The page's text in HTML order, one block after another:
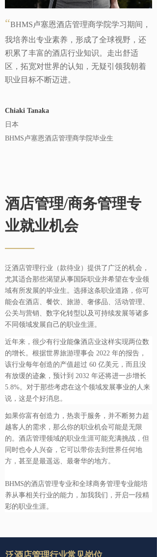
“BHMS卢塞恩酒店管理商学院学习期间，
我培养出专业素养，形成了全球视野，还
积累了丰富的酒店行业知识。走出舒适
区，拓宽对世界的认知，无疑引领我朝着
职业目标不断迈进。
Chiaki Tanaka
日本
BHMS卢塞恩酒店管理商学院毕业生
酒店管理/商务管理专
业就业机会
——
泛酒店管理行业（款待业）提供了广泛的机会，
尤其适合那些渴望从事国际职业并希望在专业领
域有所发展的毕业生。选择这条职业道路，你可
能会在酒店、餐饮、旅游、奢侈品、活动管理、
公关与营销、数字化转型以及可持续发展等诸多
不同领域发展自己的职业生涯。
近年来，很少有行业能像酒店业这样实现两位数
的增长。根据世界旅游理事会 2022 年的报告，
该行业每年创造的产值超过 60 亿美元，而且没
有放缓的迹象，预计到 2032 年还将进一步增长
5.8%。对于那些考虑在这个领域发展事业的人来
说，这是个好消息。
如果你富有创造力，热衷于服务，并不断努力超
越客人的需求，那么你的职业机会可能是无限
的。酒店管理领域的职业生涯可能充满挑战，但
同时也令人兴奋，它可以带你去到世界任何地
方，甚至是最遥远、最奢华的地方。
BHMS的酒店管理专业和全球商务管理专业能培
养从事相关行业的能力，加我我们，开启一段精
彩的职业生涯。
泛酒店管理行业常见岗位